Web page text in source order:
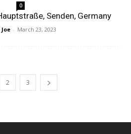
0
Senden, Germany
- March 23, 2023
2 3